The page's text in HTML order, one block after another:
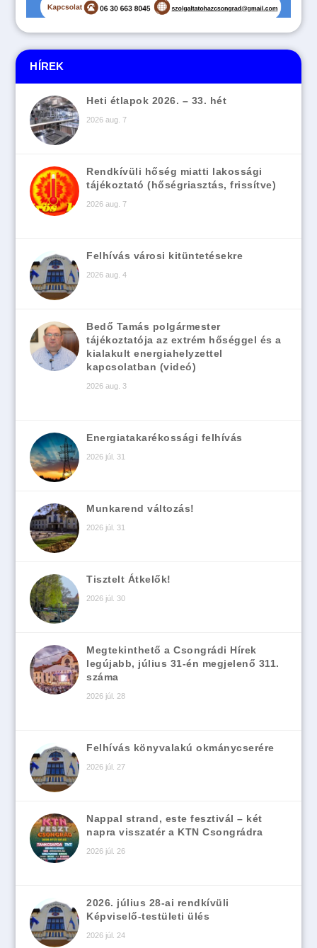
HÍREK
Heti étlapok 2026. – 33. hét
2026 aug. 7
Rendkívüli hőség miatti lakossági
tájékoztató (hőségriasztás, frissítve)
2026 aug. 7
Felhívás városi kitüntetésekre
2026 aug. 4
Bedő Tamás polgármester
tájékoztatója az extrém hőséggel és a
kialakult energiahelyzettel
kapcsolatban (videó)
2026 aug. 3
Energiatakarékossági felhívás
2026 júl. 31
Munkarend változás!
2026 júl. 31
Tisztelt Átkelők!
2026 júl. 30
Megtekinthető a Csongrádi Hírek
legújabb, július 31-én megjelenő 311.
száma
2026 júl. 28
Felhívás könyvalakú okmánycserére
2026 júl. 27
Nappal strand, este fesztivál – két
napra visszatér a KTN Csongrádra
2026 júl. 26
2026. július 28-ai rendkívüli
Képviselő-testületi ülés
2026 júl. 24